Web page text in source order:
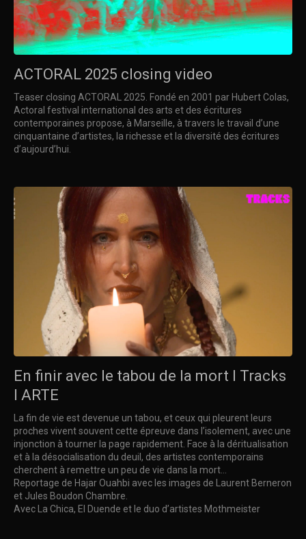
ACTORAL 2025 closing video
Teaser closing ACTORAL 2025. Fondé en 2001 par Hubert Colas,
Actoral festival international des arts et des écritures
contemporaines propose, à Marseille, à travers le travail d’une
cinquantaine d’artistes, la richesse et la diversité des écritures
d’aujourd’hui.
En finir avec le tabou de la mort I Tracks
I ARTE
La fin de vie est devenue un tabou, et ceux qui pleurent leurs
proches vivent souvent cette épreuve dans l’isolement, avec une
injonction à tourner la page rapidement. Face à la déritualisation
et à la désocialisation du deuil, des artistes contemporains
cherchent à remettre un peu de vie dans la mort…
Reportage de Hajar Ouahbi avec les images de Laurent Berneron
et Jules Boudon Chambre.
Avec La Chica, El Duende et le duo d’artistes Mothmeister